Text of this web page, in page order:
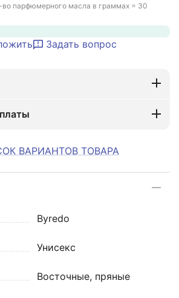
парфюмерного масла в граммах = 30
Задать вопрос
ВАРИАНТОВ ТОВАРА
Byredo
Унисекс
Восточные, пряные